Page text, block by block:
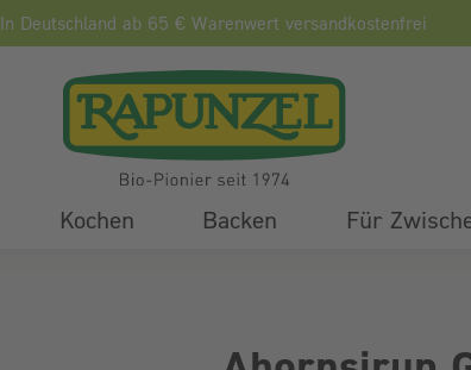
In Deutschland ab 65 € Warenwert versandkostenfrei
Kochen Backen Für